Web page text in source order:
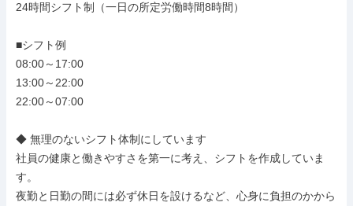
24時間シフト制（一日の所定労働時間8時間）
■シフト例
08:00～17:00
13:00～22:00
22:00～07:00
◆ 無理のないシフト体制にしています
社員の健康と働きやすさを第一に考え、シフトを作成していま
す。
夜勤と日勤の間には必ず休日を設けるなど、心身に負担のかから